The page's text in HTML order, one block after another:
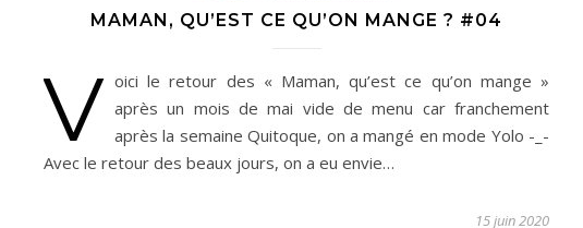
MAMAN, QU’EST CE QU’ON MANGE ? #04
V oici le retour des « Maman, qu’est ce qu’on mange »
après un mois de mai vide de menu car franchement
après la semaine Quitoque, on a mangé en mode Yolo -_-
Avec le retour des beaux jours, on a eu envie…
15 juin 2020